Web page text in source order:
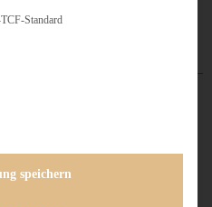
Standard
speichern